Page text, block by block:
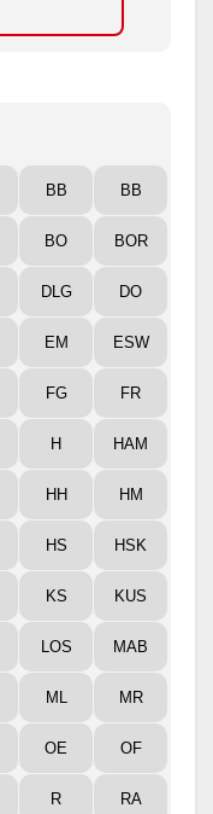
BB BB
BO BOR
DLG DO
EM ESW
FG FR
H HAM
HH HM
HS HSK
KS KUS
LOS MAB
ML MR
OE OF
R RA